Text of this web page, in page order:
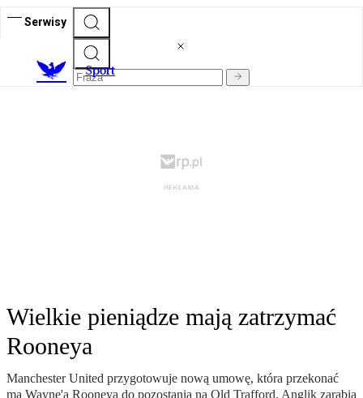
Serwisy
Sport
Wielkie pieniądze mają zatrzymać
Rooneya
Manchester United przygotowuje nową umowę, która przekonać
ma Wayne'a Rooneya do pozostania na Old Trafford. Anglik zarabia